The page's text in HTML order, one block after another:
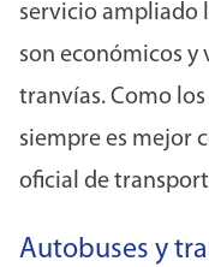
servicio ampliado
son económicos y
tranvías. Como
siempre es mejor
oficial de
Autobuses y